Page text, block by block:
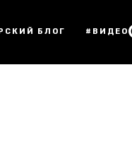
БЛОГ #ВИДЕО